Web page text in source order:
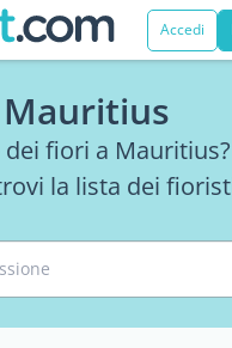
Accedi
fiori a
la lista dei